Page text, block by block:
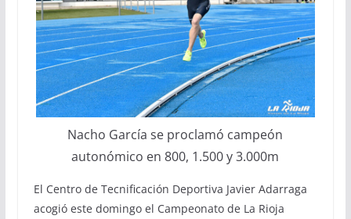
Nacho García se proclamó campeón
autonómico en 800, 1.500 y 3.000m
El Centro de Tecnificación Deportiva Javier Adarraga
acogió este domingo el Campeonato de La Rioja